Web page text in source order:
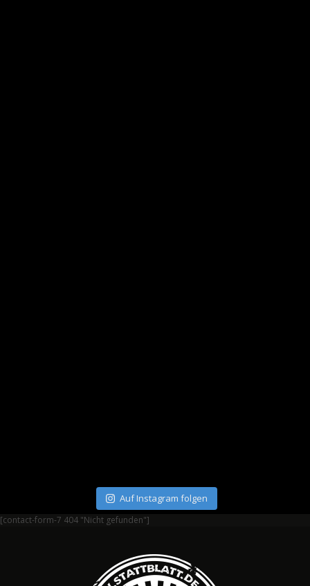
Auf Instagram folgen
[contact-form-7 404 "Nicht gefunden"]